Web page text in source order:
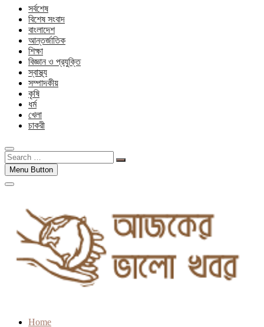
সর্বশেষ
বিশেষ সংবাদ
বাংলাদেশ
আন্তর্জাতিক
শিক্ষা
বিজ্ঞান ও প্রযুক্তি
স্বাস্থ্য
সম্পাদকীয়
কৃষি
ধর্ম
খেলা
চাকরী
Search
…Menu Button
Home